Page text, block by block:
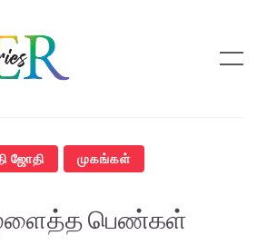
ஜோதி முகங்கள்
பெண்கள்